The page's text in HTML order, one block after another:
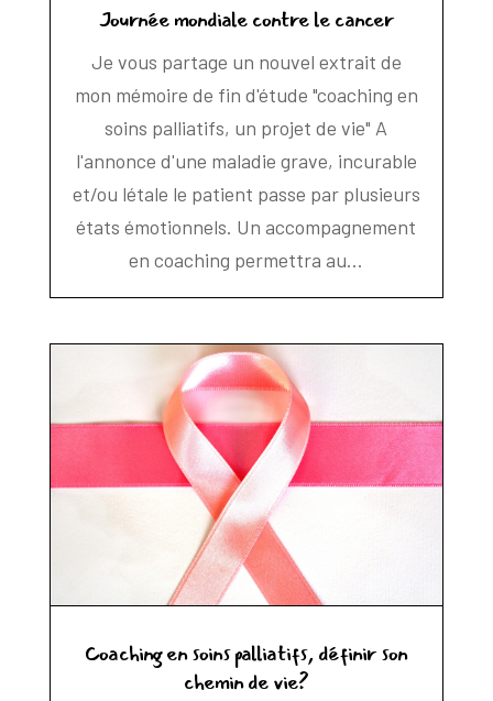
Journée mondiale contre le cancer
Je vous partage un nouvel extrait de
mon mémoire de fin d'étude "coaching en
soins palliatifs, un projet de vie" A
l'annonce d'une maladie grave, incurable
et/ou létale le patient passe par plusieurs
états émotionnels. Un accompagnement
en coaching permettra au...
Coaching en soins palliatifs, définir son
chemin de vie?